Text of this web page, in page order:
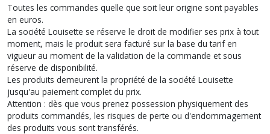
Toutes les commandes quelle que soit leur origine sont payables
en euros.
La société Louisette se réserve le droit de modifier ses prix à tout
moment, mais le produit sera facturé sur la base du tarif en
vigueur au moment de la validation de la commande et sous
réserve de disponibilité.
Les produits demeurent la propriété de la société Louisette
jusqu'au paiement complet du prix.
Attention : dès que vous prenez possession physiquement des
produits commandés, les risques de perte ou d'endommagement
des produits vous sont transférés.